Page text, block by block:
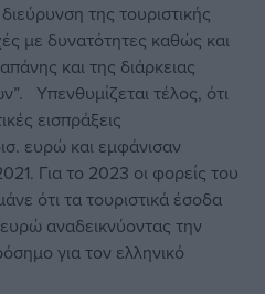
της τουριστικής
με δυνατότητες καθώς και
και της διάρκειας
Υπενθυμίζεται τέλος, ότι
εισπράξεις
ευρώ και εμφάνισαν
Για το 2023 οι φορείς του
ότι τα τουριστικά έσοδα
αναδεικνύοντας την
για τον ελληνικό